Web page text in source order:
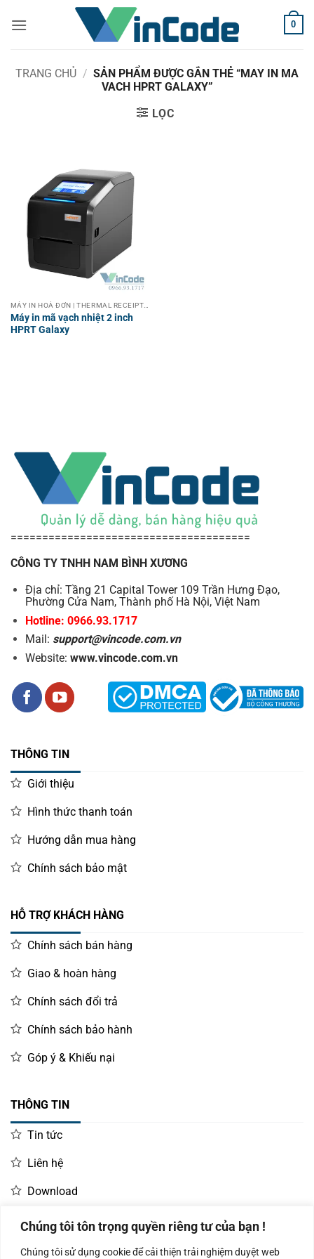
Chúng tôi tôn trọng quyền riêng tư của bạn !
Chúng tôi sử dụng cookie để cải thiện trải nghiệm duyệt web
qua
0
TRANG CHỦ / SẢN PHẨM ĐƯỢC GẮN THẺ “MAY IN MA
VACH HPRT GALAXY”
LỌC
Máy in mã vạch nhiệt 2 inch
HPRT Galaxy
======================================
CÔNG TY TNHH NAM BÌNH XƯƠNG
Địa chỉ: Tầng 21 Capital Tower 109 Trần Hưng Đạo,
Phường Cửa Nam, Thành phố Hà Nội, Việt Nam
Hotline: 0966.93.1717
Mail: support@vincode.com.vn
Website: www.vincode.com.vn
THÔNG TIN
Giới thiệu
Hình thức thanh toán
Hướng dẫn mua hàng
Chính sách bảo mật
HỖ TRỢ KHÁCH HÀNG
Chính sách bán hàng
Giao & hoàn hàng
Chính sách đổi trả
Chính sách bảo hành
Góp ý & Khiếu nại
THÔNG TIN
Tin tức
Liên hệ
Download
LIÊN HỆ MUA HÀNG